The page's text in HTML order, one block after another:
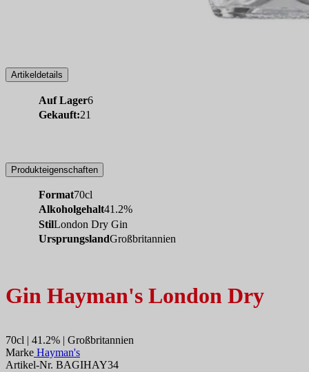
Artikeldetails
Auf Lager6
Gekauft:21
Produkteigenschaften
Format70cl
Alkoholgehalt41.2%
StilLondon Dry Gin
UrsprungslandGroßbritannien
Gin Hayman's London Dry
70cl | 41.2% | Großbritannien
Marke Hayman's
Artikel-Nr. BAGIHAY34